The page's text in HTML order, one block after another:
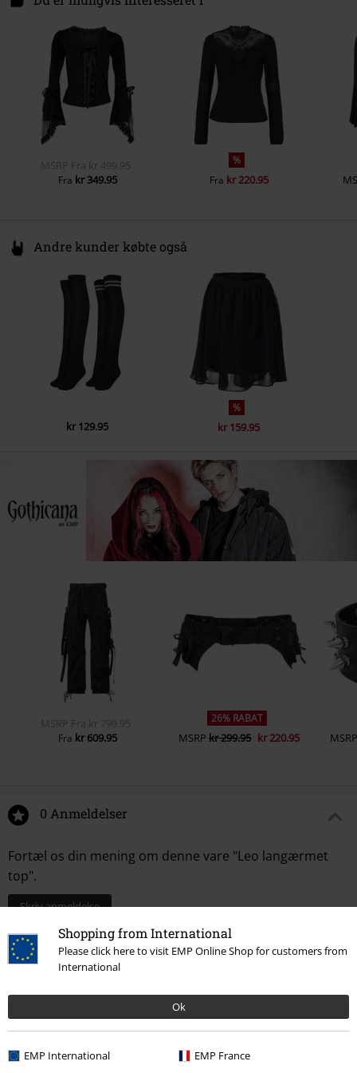
Shopping from International
Please click here to visit EMP Online Shop for customers from
International
Ok
EMP International EMP France
Ærmeform
Normal
Ærmelængde
Langærmet
Ingen lynlås
leopard
www.emp.de
MSRP Fra kr 499.95
Fra kr 349.95
%
Fra kr 220.95
Andre kunder købte også
kr 129.95
%
kr 159.95
MSRP Fra kr 799.95
Fra kr 609.95
26% RABAT
MSRP kr 299.95 kr 220.95 MSRP
0 Anmeldelser
Fortæl os din mening om denne vare "Leo langærmet
top".
Skriv anmeldelse